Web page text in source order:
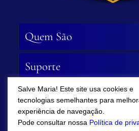
Quem São
Suporte
Siga-nos
Salve Maria! Este site usa cookies e
tecnologias semelhantes para
experiência de navegação.
Pode consultar nossa Política de